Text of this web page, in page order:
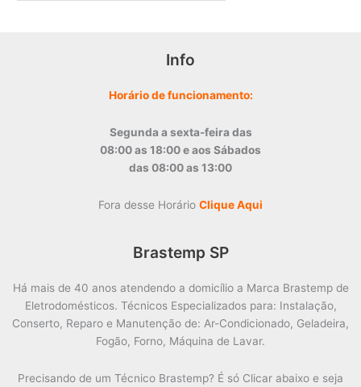
Info
Horário de funcionamento:
Segunda a sexta-feira das
08:00 as 18:00 e aos Sábados
das 08:00 as 13:00
Fora desse Horário Clique Aqui
Brastemp SP
Há mais de 40 anos atendendo a domicílio a Marca Brastemp de
Eletrodomésticos. Técnicos Especializados para: Instalação,
Conserto, Reparo e Manutenção de: Ar-Condicionado, Geladeira,
Fogão, Forno, Máquina de Lavar.
Precisando de um Técnico Brastemp? É só Clicar abaixo e seja